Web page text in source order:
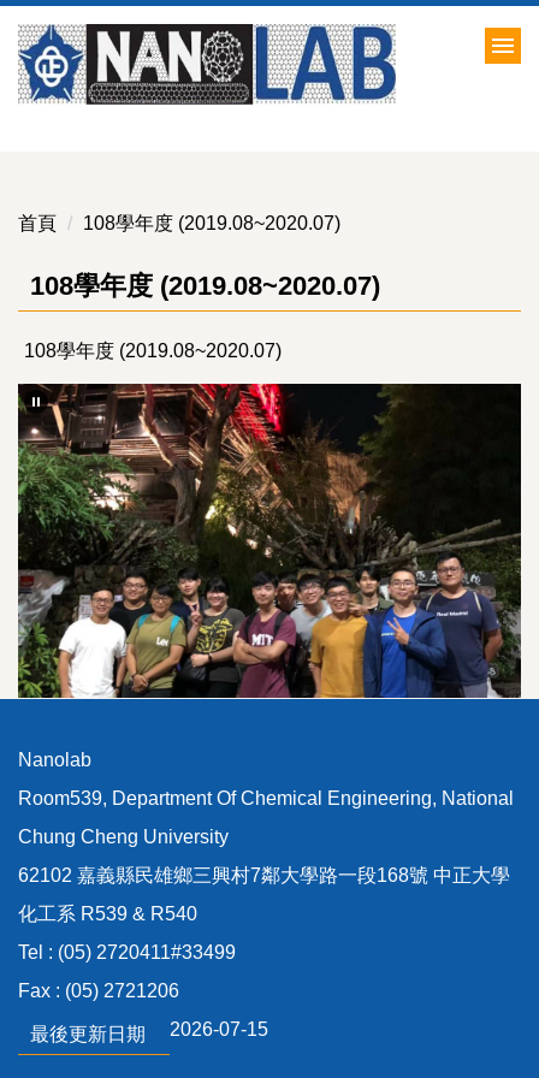
到
主
要
首頁
108學年度 (2019.08~2020.07)
108學年度 (2019.08~2020.07)
108學年度 (2019.08~2020.07)
Nanolab
Room539, Department Of Chemical Engineering, National
Chung Cheng University
62102 嘉義縣民雄鄉三興村7鄰大學路一段168號 中正大學
化工系 R539 & R540
Tel : (05) 2720411#33499
Fax : (05) 2721206
最後更新日期 2026-07-15